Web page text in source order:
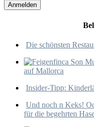
Die schönsten
auf Mallorca
Insider-Tipp:
Und noch n Keks!
für die begehrten